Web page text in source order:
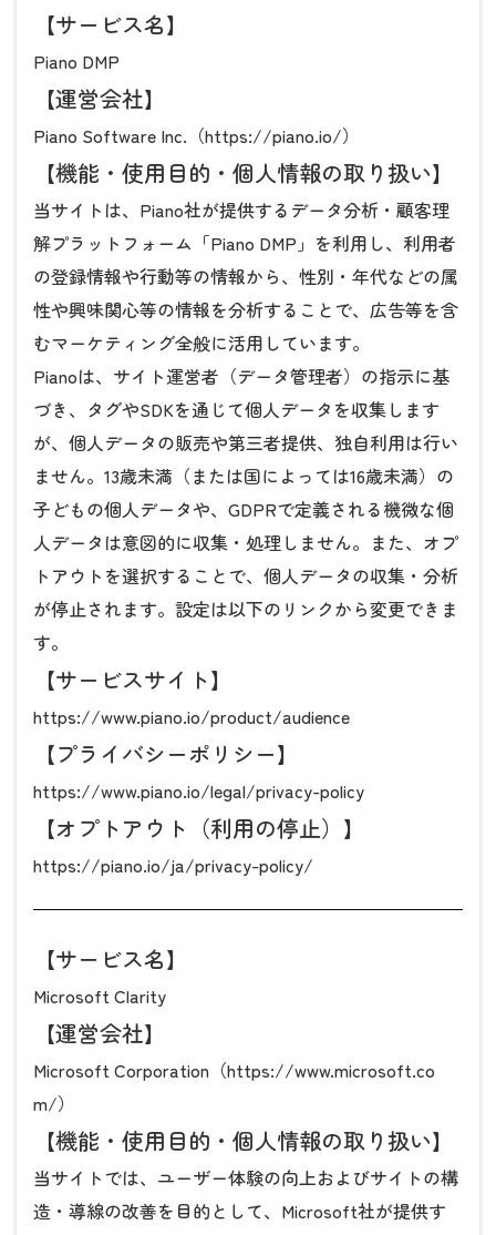
【サービス名】
Piano DMP
【運営会社】
Piano Software Inc.（https://piano.io/）
【機能・使用目的・個人情報の取り扱い】
当サイトは、Piano社が提供するデータ分析・顧客理
解プラットフォーム「Piano DMP」を利用し、利用者
の登録情報や行動等の情報から、性別・年代などの属
性や興味関心等の情報を分析することで、広告等を含
むマーケティング全般に活用しています。
Pianoは、サイト運営者（データ管理者）の指示に基
づき、タグやSDKを通じて個人データを収集します
が、個人データの販売や第三者提供、独自利用は行い
ません。13歳未満（または国によっては16歳未満）の
子どもの個人データや、GDPRで定義される機微な個
人データは意図的に収集・処理しません。また、オプ
トアウトを選択することで、個人データの収集・分析
が停止されます。設定は以下のリンクから変更できま
す。
【サービスサイト】
https://www.piano.io/product/audience
【プライバシーポリシー】
https://www.piano.io/legal/privacy-policy
【オプトアウト（利用の停止）】
https://piano.io/ja/privacy-policy/
【サービス名】
Microsoft Clarity
【運営会社】
Microsoft Corporation（https://www.microsoft.co
m/）
【機能・使用目的・個人情報の取り扱い】
当サイトでは、ユーザー体験の向上およびサイトの構
造・導線の改善を目的として、Microsoft社が提供す